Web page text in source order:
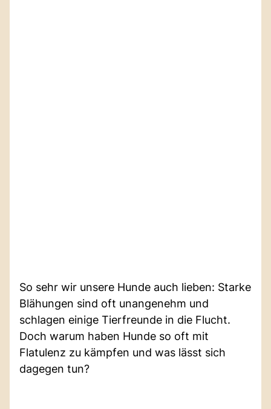
So sehr wir unsere Hunde auch lieben: Starke
Blähungen sind oft unangenehm und
schlagen einige Tierfreunde in die Flucht.
Doch warum haben Hunde so oft mit
Flatulenz zu kämpfen und was lässt sich
dagegen tun?